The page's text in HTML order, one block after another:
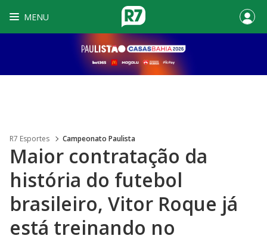
MENU
R7 Esportes Campeonato Paulista
Maior contratação da
história do futebol
brasileiro, Vitor Roque já
está treinando no